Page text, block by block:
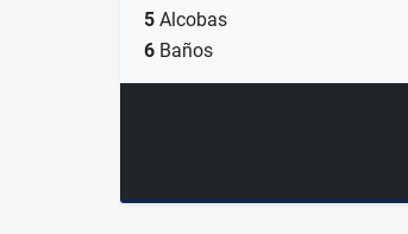
5 Alcobas
6 Baños